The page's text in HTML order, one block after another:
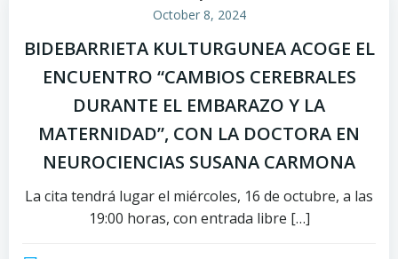
October 8, 2024
BIDEBARRIETA KULTURGUNEA ACOGE EL
ENCUENTRO “CAMBIOS CEREBRALES
DURANTE EL EMBARAZO Y LA
MATERNIDAD”, CON LA DOCTORA EN
NEUROCIENCIAS SUSANA CARMONA
La cita tendrá lugar el miércoles, 16 de octubre, a las
19:00 horas, con entrada libre […]